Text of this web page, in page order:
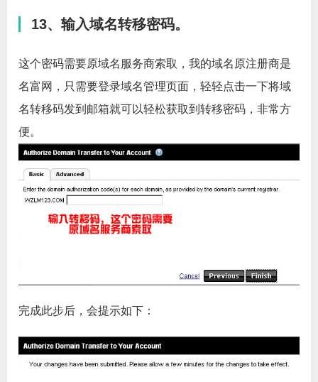
13、输入域名转移密码。
这个密码需要原域名服务商索取，我的域名原注册商是
名富网，只需要登录域名管理页面，轻轻点击一下将域
名转移码发到邮箱就可以轻松获取到转移密码，非常方
便。
完成此步后，会提示如下：